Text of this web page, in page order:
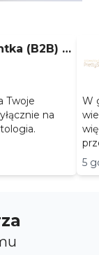
(B2B) –
Twoje
na
W
5